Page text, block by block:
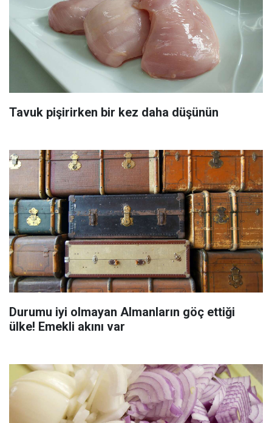
Tavuk pişirirken bir kez daha düşünün
Durumu iyi olmayan Almanların göç ettiği
ülke! Emekli akını var